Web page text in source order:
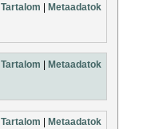
Tartalom | Metaadatok
Tartalom Metaadatok
Tartalom Metaadatok